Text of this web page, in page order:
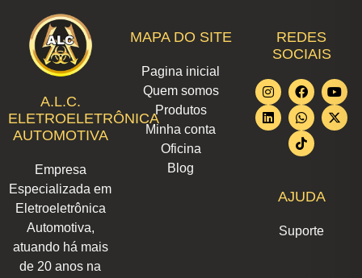
A.L.C.
ELETROELETRÔNICA
AUTOMOTIVA
Empresa
Especializada em
Eletroeletrônica
Automotiva,
atuando há mais
de 20 anos na
MAPA DO SITE
Pagina inicial
Quem somos
Produtos
Minha conta
Oficina
Blog
REDES
SOCIAIS
I
n
s
t
F
a
c
e
b
o
Y
o
u
t
L
i
n
k
W
h
a
t
s
a
X
-
t
w
T
i
k
t
o
k
AJUDA
Suporte